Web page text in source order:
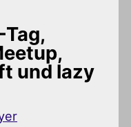
und lazy